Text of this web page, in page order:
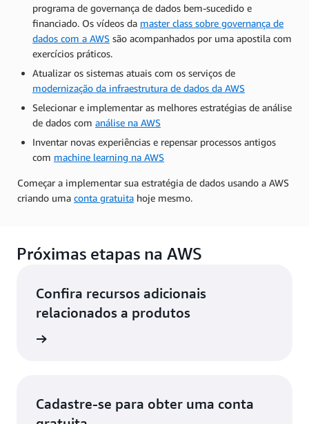
programa de governança de dados bem-sucedido e
financiado. Os vídeos da master class sobre governança de
dados com a AWS são acompanhados por uma apostila com
exercícios práticos.
Atualizar os sistemas atuais com os serviços de
modernização da infraestrutura de dados da AWS
Selecionar e implementar as melhores estratégias de análise
de dados com análise na AWS
Inventar novas experiências e repensar processos antigos
com machine learning na AWS
Começar a implementar sua estratégia de dados usando a AWS
criando uma conta gratuita hoje mesmo.
Próximas etapas na AWS
Confira recursos adicionais
relacionados a produtos
Cadastre-se para obter uma conta